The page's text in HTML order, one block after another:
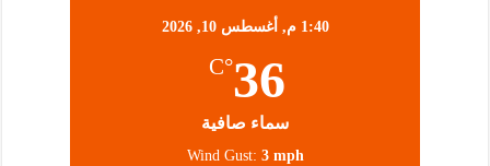
1:40 م, أغسطس 10, 2026
36
°C
سماء صافية
Wind Gust: 3 mph